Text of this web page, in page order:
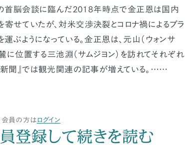
の首脳会談に臨んだ2018年時点で金正恩は国内
せていたが、対米交渉決裂とコロナ禍によるブラ
ぶようになっている。金正恩は、元山（ウォンサ
麓に位置する三池淵（サムジヨン）を訪れてそれぞれ
新聞』では観光関連の記事が増えている。……
会員の方は ログイン
登録して続きを読む